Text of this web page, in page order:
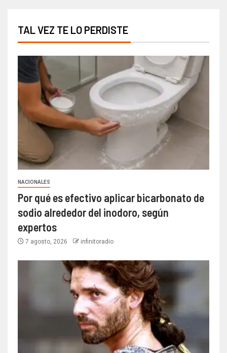
TAL VEZ TE LO PERDISTE
NACIONALES
Por qué es efectivo aplicar bicarbonato de
sodio alrededor del inodoro, según
expertos
7 agosto, 2026 infinitoradio